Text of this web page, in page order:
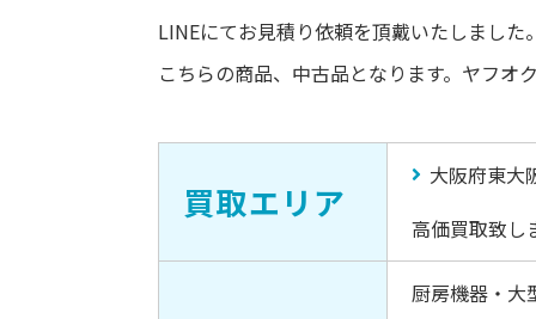
LINEにてお見積り依頼を頂戴いたしました
こちらの商品、中古品となります。ヤフオ
買取エリア
大阪府東大
高価買取致し
厨房機器・大